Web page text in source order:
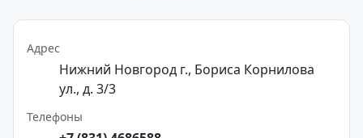
Адрес
Нижний Новгород г., Бориса Корнилова
ул., д. 3/3
Телефоны